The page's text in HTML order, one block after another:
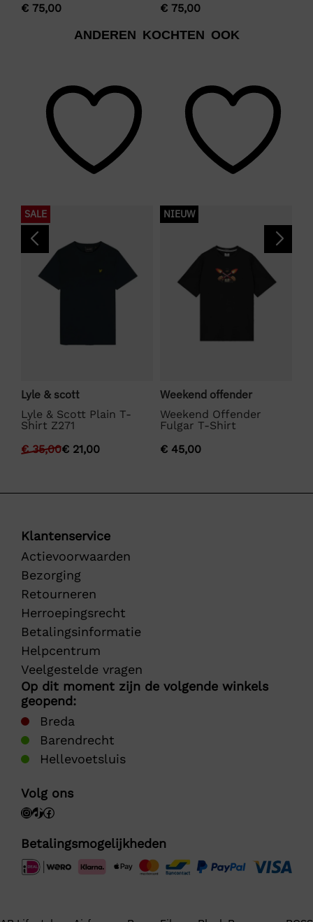
€ 75,00
€ 75,00
ANDEREN KOCHTEN OOK
SALE
Lyle & scott
Lyle & Scott Plain T-
Shirt Z271
€35,00€ 21,00
NIEUW
Weekend offender
Weekend Offender
Fulgar T-Shirt
€ 45,00
Klantenservice
Actievoorwaarden
Bezorging
Retourneren
Herroepingsrecht
Betalingsinformatie
Helpcentrum
Veelgestelde vragen
Op dit moment zijn de volgende winkels
geopend:
Breda
Barendrecht
Hellevoetsluis
Volg ons
Betalingsmogelijkheden